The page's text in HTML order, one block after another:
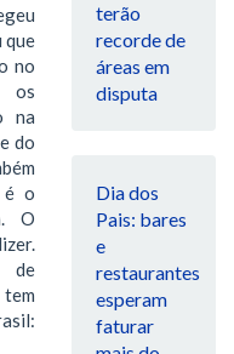
que
no
os
na
do
é o
O
de
terão
recorde de
áreas em
disputa
Dia dos
Pais: bares
e
restaurantes
esperam
faturar